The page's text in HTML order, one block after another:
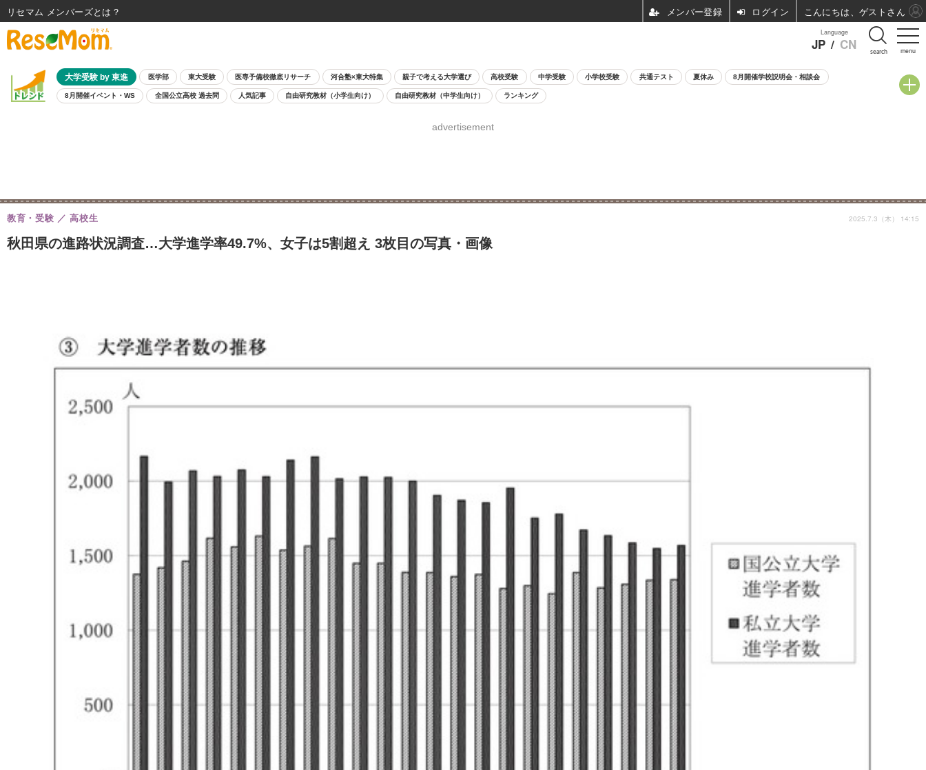
menu
Language
JP / CN search
大学受験 by 東進 医学部 東大受験 医専予備校徹底リサーチ 河合塾×東大特集 親子で考える大学選び 高校受験 中学受験 小学校受験 共通テスト 夏休み 8月開催学校説明会・相談会
8月開催イベント・WS 全国公立高校 過去問 人気記事 自由研究教材（小学生向け） 自由研究教材（中学生向け） ランキング
advertisement
秋田県の進路状況調査…大学進学率49.7%、女子は5割超え 3枚目の写真・画像
教育・受験 高校生 2025.7.3（木） 14:15
リセマム メンバーズ ログイン こんにちは、ゲストさん